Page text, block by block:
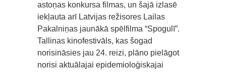
astoņas konkursa filmas, un šajā izlasē
iekļauta arī Latvijas režisores Lailas
Pakalniņas jaunākā spēlfilma “Spogulī”.
Tallinas kinofestivāls, kas šogad
norisināsies jau 24. reizi, plāno pielāgot
norisi aktuālajai epidemioloģiskajai